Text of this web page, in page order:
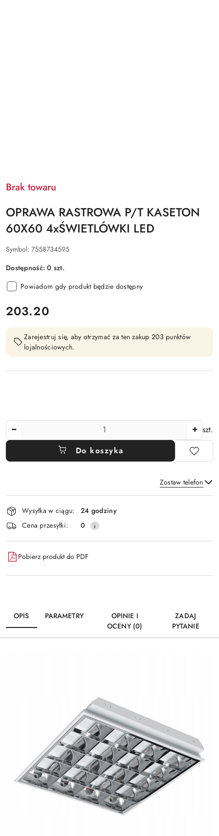
Brak towaru
OPRAWA RASTROWA P/T KASETON
60X60 4xŚWIETLÓWKI LED
Symbol: 7558734595
Dostępność:0 szt.
Powiadom gdy produkt będzie dostępny
cena:
203.20
Zarejestruj się, aby otrzymać za ten zakup 203 punktów
lojalnościowych.
szt.
Do koszyka
Zostaw telefon
Wyślij
Dostępność
i
dostawa
Wysyłka w ciągu:
24 godziny
Cena przesyłki:
0
Pobierz produkt do PDF
OPIS PARAMETRY
OPINIE I
OCENY (0)
ZADAJ
PYTANIE